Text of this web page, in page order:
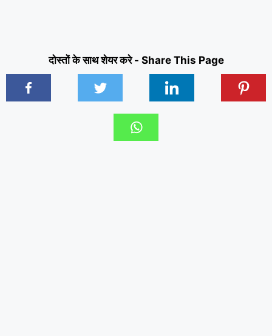
दोस्तों के साथ शेयर करे - Share This Page